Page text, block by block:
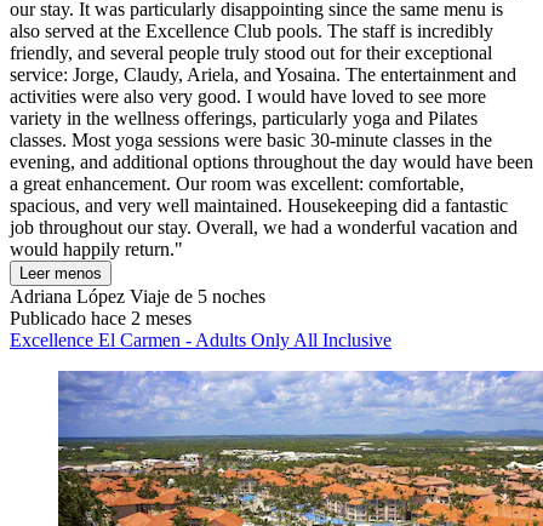
our stay. It was particularly disappointing since the same menu is
also served at the Excellence Club pools. The staff is incredibly
friendly, and several people truly stood out for their exceptional
service: Jorge, Claudy, Ariela, and Yosaina. The entertainment and
activities were also very good. I would have loved to see more
variety in the wellness offerings, particularly yoga and Pilates
classes. Most yoga sessions were basic 30-minute classes in the
evening, and additional options throughout the day would have been
a great enhancement. Our room was excellent: comfortable,
spacious, and very well maintained. Housekeeping did a fantastic
job throughout our stay. Overall, we had a wonderful vacation and
would happily return."
Leer menos
Adriana López Viaje de 5 noches
Publicado hace 2 meses
Excellence El Carmen - Adults Only All Inclusive